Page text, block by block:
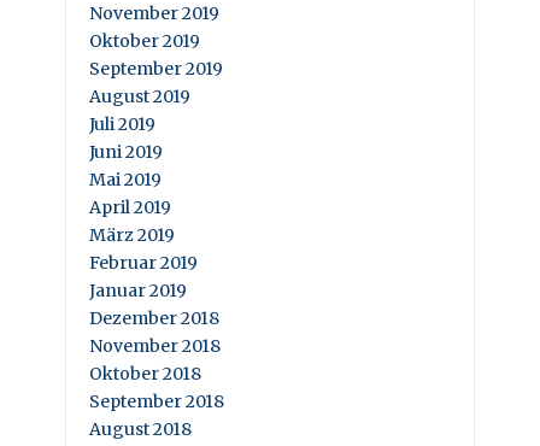
November 2019
Oktober 2019
September 2019
August 2019
Juli 2019
Juni 2019
Mai 2019
April 2019
März 2019
Februar 2019
Januar 2019
Dezember 2018
November 2018
Oktober 2018
September 2018
August 2018